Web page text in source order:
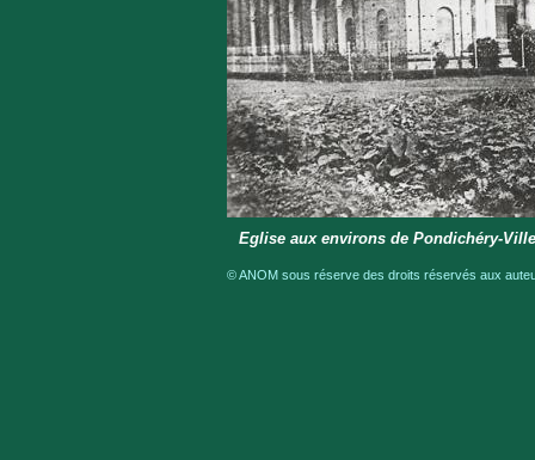
Eglise aux environs de Pondichéry-Ville
© ANOM sous réserve des droits réservés aux